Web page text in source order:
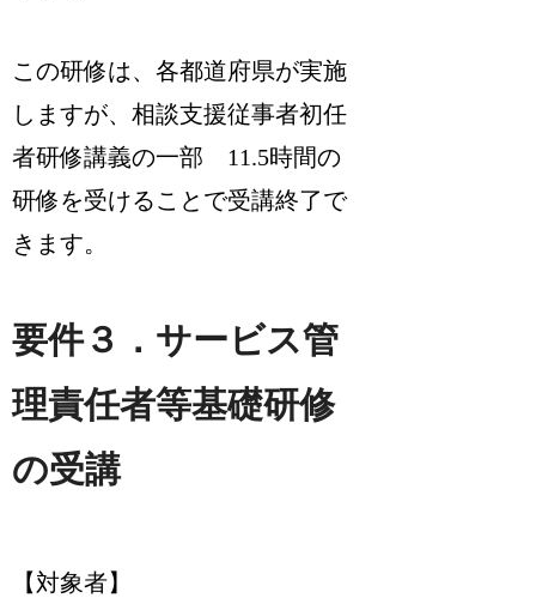
この研修は、各都道府県が実施
しますが、相談支援従事者初任
者研修講義の一部 11.5時間の
研修を受けることで受講終了で
きます。
要件３．サービス管
理責任者等基礎研修
の受講
【対象者】